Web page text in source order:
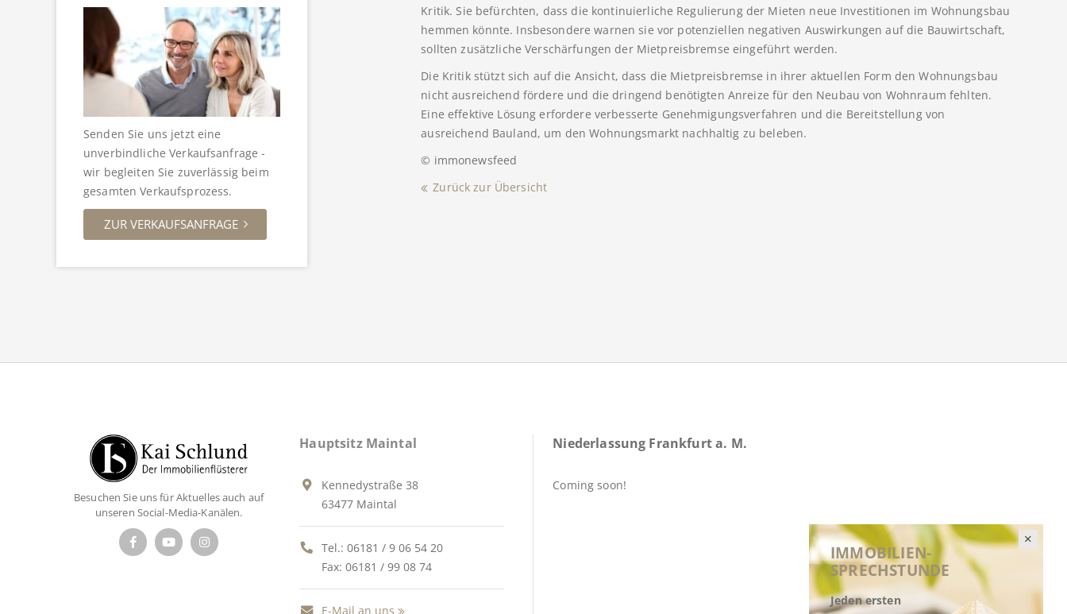
Senden Sie uns jetzt eine
unverbindliche Verkaufsanfrage -
wir begleiten Sie zuverlässig beim
gesamten Verkaufsprozess.
ZUR VERKAUFSANFRAGE
Kritik. Sie befürchten, dass die kontinuierliche Regulierung der Mieten neue Investitionen im Wohnungsbau
hemmen könnte. Insbesondere warnen sie vor potenziellen negativen Auswirkungen auf die Bauwirtschaft,
sollten zusätzliche Verschärfungen der Mietpreisbremse eingeführt werden.
Die Kritik stützt sich auf die Ansicht, dass die Mietpreisbremse in ihrer aktuellen Form den Wohnungsbau
nicht ausreichend fördere und die dringend benötigten Anreize für den Neubau von Wohnraum fehlten.
Eine effektive Lösung erfordere verbesserte Genehmigungsverfahren und die Bereitstellung von
ausreichend Bauland, um den Wohnungsmarkt nachhaltig zu beleben.
© immonewsfeed
Zurück zur Übersicht
IMMOBILIEN-
SPRECHSTUNDE
Jeden ersten
Besuchen Sie uns für Aktuelles auch auf
unseren Social-Media-Kanälen.
Hauptsitz Maintal
Kennedystraße 38
63477 Maintal
Tel.:06181 / 9 06 54 20
Fax: 06181 / 99 08 74
E-Mail an uns
Niederlassung Frankfurt a. M.
Coming soon!